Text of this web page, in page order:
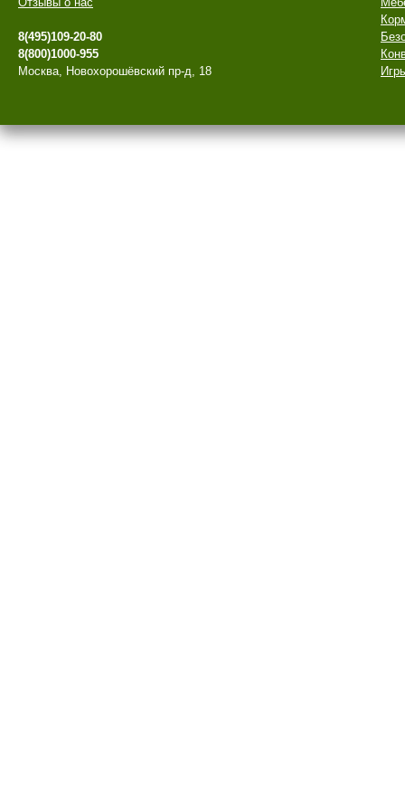
8(495)109-20-80
8(800)1000-955
Москва, Новохорошёвский пр-д, 18